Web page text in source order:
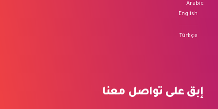
Arabic
English
Türkçe
إبق على تواصل معنا